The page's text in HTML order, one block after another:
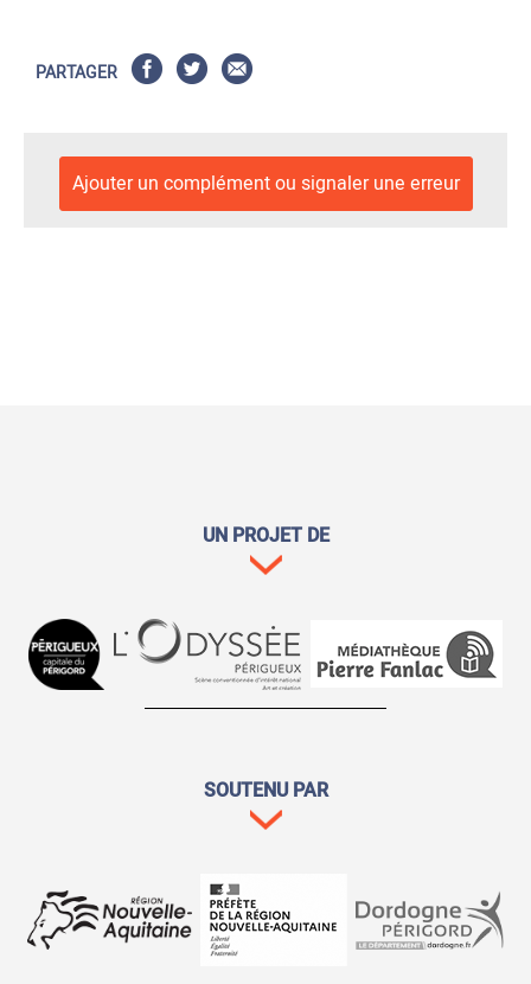
PARTAGER
Ajouter un complément ou signaler une erreur
UN PROJET DE
SOUTENU PAR